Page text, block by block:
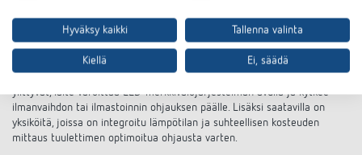
CO2-anturit:
Theben AMUN CO2-antureilla, CO2-merkkivaloilla ja siirrettävillä CO2-
monitoreilla voit parantaa ilmanlaatua julkisissa tiloissa, kuten kouluissa,
päiväkodeissa, yliopistoissa, kokoontumistiloissa tai suurissa toimistoissa.
ylittyvät, laite varoittaa LED-merkkivalojärjestelmän avulla ja kytkee
ilmanvaihdon tai ilmastoinnin ohjauksen päälle. Lisäksi saatavilla on
yksiköitä, joissa on integroitu lämpötilan ja suhteellisen kosteuden
mittaus tuulettimen optimoitua ohjausta varten.
Hyväksy kaikki Tallenna valinta
Kiellä Ei, säädä